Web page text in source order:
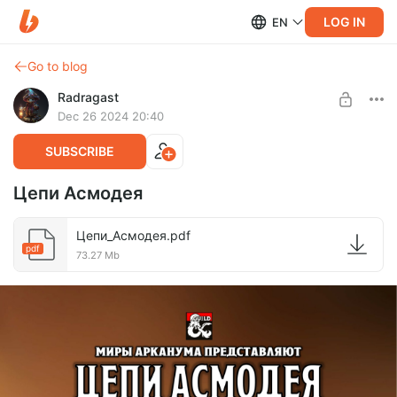
EN LOG IN
Go to blog
Radragast
Dec 26 2024 20:40
SUBSCRIBE
Цепи Асмодея
pdf
Цепи_Асмодея.pdf
73.27 Mb